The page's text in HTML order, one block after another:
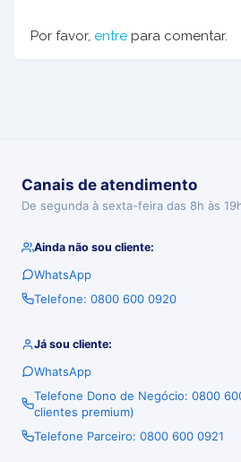
Por favor, entre para comentar.
Canais de atendimento
De segunda à sexta-feira das 8h às
Ainda não sou cliente:
WhatsApp
Telefone: 0800 600 0920
Já sou cliente:
WhatsApp
Telefone Dono de Negócio: 0800
clientes premium)
Telefone Parceiro: 0800 600 0921